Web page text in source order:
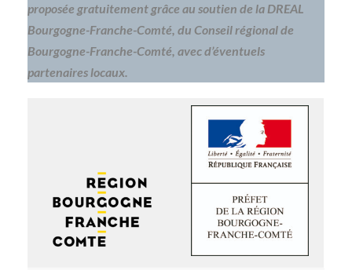
proposée gratuitement grâce au soutien de la DREAL
Bourgogne-Franche-Comté, du Conseil régional de
Bourgogne-Franche-Comté, avec d’éventuels
partenaires locaux.